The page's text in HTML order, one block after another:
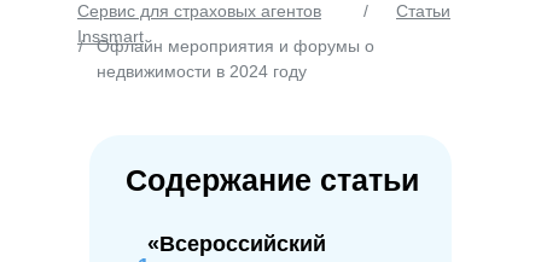
Сервис для страховых агентов
Inssmart
/
Статьи
/
Офлайн мероприятия и форумы о
недвижимости в 2024 году
Содержание статьи
«Всероссийский